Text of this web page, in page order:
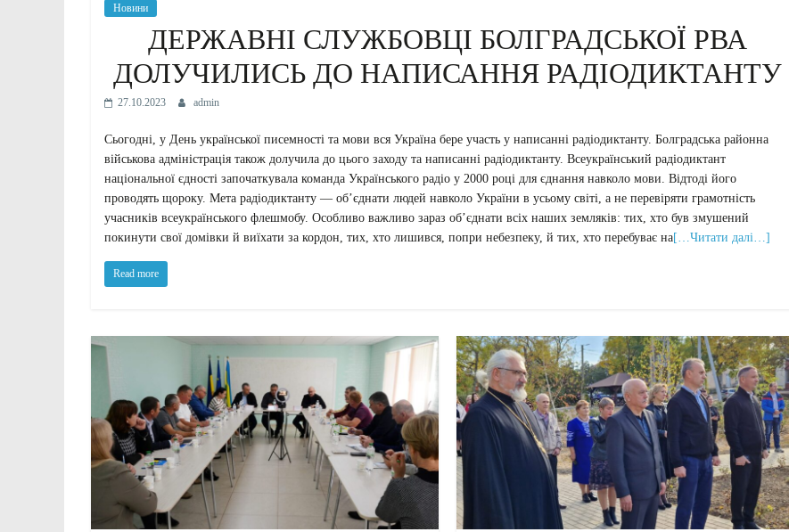
Новини
ДЕРЖАВНІ СЛУЖБОВЦІ БОЛГРАДСЬКОЇ РВА
ДОЛУЧИЛИСЬ ДО НАПИСАННЯ РАДІОДИКТАНТУ
27.10.2023 admin
Сьогодні, у День української писемності та мови вся Україна бере участь у написанні радіодиктанту. Болградська районна
військова адміністрація також долучила до цього заходу та написанні радіодиктанту. Всеукраїнський радіодиктант
національної єдності започаткувала команда Українського радіо у 2000 році для єднання навколо мови. Відтоді його
проводять щороку. Мета радіодиктанту — об’єднати людей навколо України в усьому світі, а не перевіряти грамотність
учасників всеукраїнського флешмобу. Особливо важливо зараз об’єднати всіх наших земляків: тих, хто був змушений
покинути свої домівки й виїхати за кордон, тих, хто лишився, попри небезпеку, й тих, хто перебуває на[…Читати далі…]
Read more